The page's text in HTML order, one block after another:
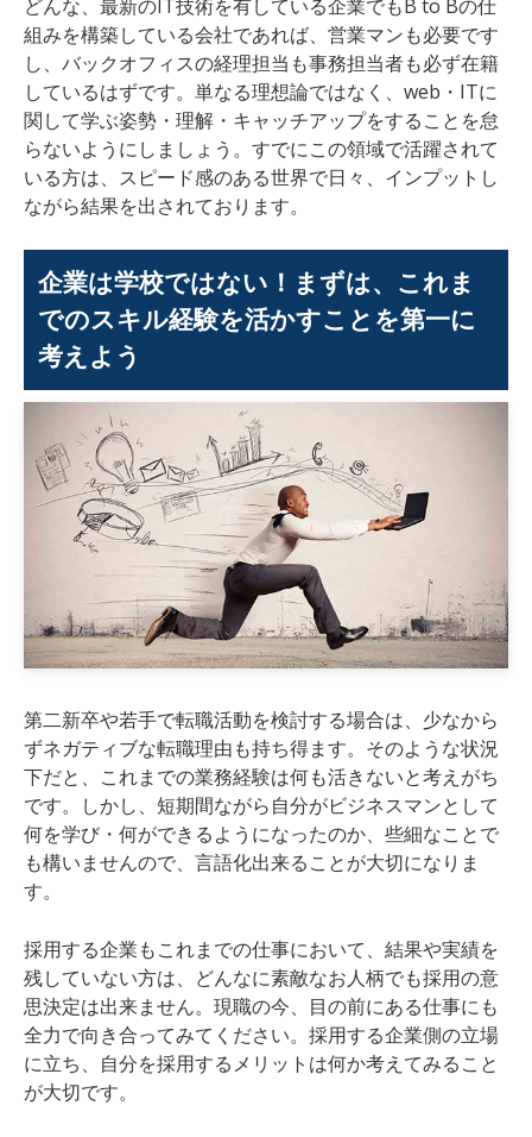
どんな、最新のIT技術を有している企業でもB to Bの仕
組みを構築している会社であれば、営業マンも必要です
し、バックオフィスの経理担当も事務担当者も必ず在籍
しているはずです。単なる理想論ではなく、web・ITに
関して学ぶ姿勢・理解・キャッチアップをすることを怠
らないようにしましょう。すでにこの領域で活躍されて
いる方は、スピード感のある世界で日々、インプットし
ながら結果を出されております。
企業は学校ではない！まずは、これま
でのスキル経験を活かすことを第一に
考えよう
第二新卒や若手で転職活動を検討する場合は、少なから
ずネガティブな転職理由も持ち得ます。そのような状況
下だと、これまでの業務経験は何も活きないと考えがち
です。しかし、短期間ながら自分がビジネスマンとして
何を学び・何ができるようになったのか、些細なことで
も構いませんので、言語化出来ることが大切になりま
す。
採用する企業もこれまでの仕事において、結果や実績を
残していない方は、どんなに素敵なお人柄でも採用の意
思決定は出来ません。現職の今、目の前にある仕事にも
全力で向き合ってみてください。採用する企業側の立場
に立ち、自分を採用するメリットは何か考えてみること
が大切です。